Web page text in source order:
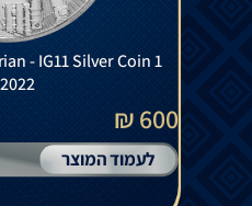
- IG11 Silver Coin 1
600 ₪
לעמוד המוצר